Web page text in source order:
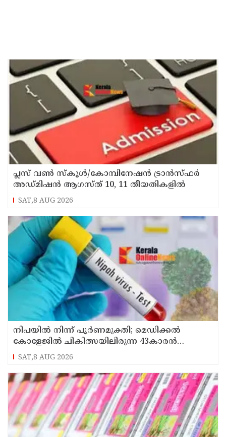
പ്ലസ് വൺ സ്‌കൂൾ/കോമ്പിനേഷൻ ട്രാൻസ്ഫർ
അഡ്മിഷൻ ആഗസ്ത് 10, 11 തീയതികളിൽ
SAT,8 AUG 2026
നിപയിൽ നിന്ന് പൂർണമുക്തി; മെഡിക്കൽ
കോളേജിൽ ചികിത്സയിലിരുന്ന 43കാരൻ
വീട്ടിലേക്ക് മടങ്ങി
SAT,8 AUG 2026